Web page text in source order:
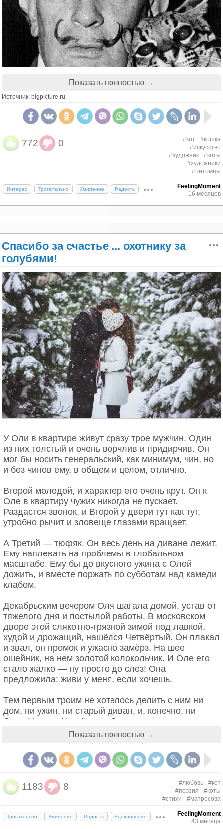
Анри Матисс со своими любимыми
котами — Минуше и Кусси.
Пикассо и его сиамский кот Мину.
Показать полностью →
Источник: bigpicture.ru
772 0 #кот
#кошка
#искусство
#художник
#коты
#художники
#питомцы
Интерес Трогательно Умиление Радость
FeelingMoment
16 месяцев
Спасибо за счастье ... охотнику за
голубями!
У Оли в квартире живут сразу трое мужчин. Один
из них толстый и очень ворчлив и придирчив. Он
мог бы носить генеральский, как минимум, чин, но
и без чинов ему, в общем и целом, отлично.
Второй молодой, и характер его очень крут. Он к
Оле в квартиру чужих никогда не пускает.
Раздастся звонок, и Второй у двери тут как тут,
утробно рычит и зловеще глазами вращает.
А Третий — тюфяк. Он весь день на диване лежит.
Ему наплевать на проблемы в глобальном
масштабе. Ему бы до вкусного ужина с Олей
дожить, и вместе поржать по субботам над камеди
клабом.
Декабрьским вечером Оля шагала домой, устав от
тяжелого дня и постылой работы. В московском
дворе этой слякотно-грязной зимой под лавкой,
худой и дрожащий, нашёлся Четвёртый. Он плакал
и звал, он промок и ужасно замёрз. На шее
ошейник, на нем золотой колокольчик. И Оле его
стало жалко — ну просто до слез! Она
предложила: живи у меня, если хочешь.
Тем первым троим не хотелось делить с ним ни
дом, ни ужин, ни старый диван, и, конечно, ни
Олю. На шее Четвёртого Оля нашла медальон, а
на медальоне в металле был выдавлен номер. И
ответил приятным мужским баритоном. Он был
очень рад, и сказал, чтобы Оля ждала. Четвёртый
голубя, и убежал со двора. Пытался его отыскать
Баритон, но не вышло. Он так благодарен, что Оля
Кстати, он Миша.
Показать полностью →
1183 8 #любовь
#кот
#поэзия
#коты
#стихи
#матросова
Трогательно Умиление Радость Вдохновение
FeelingMoment
43 месяца